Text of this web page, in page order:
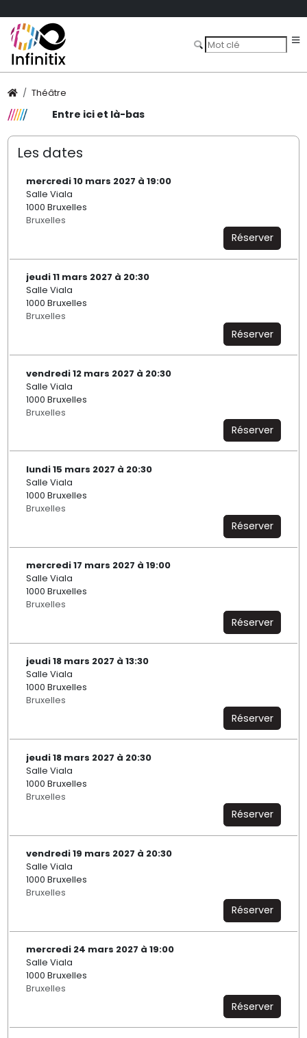
Théâtre
Entre ici et là-bas
Les dates
mercredi 10 mars 2027 à 19:00
Salle Viala
1000 Bruxelles
Bruxelles
Réserver
jeudi 11 mars 2027 à 20:30
Salle Viala
1000 Bruxelles
Bruxelles
Réserver
vendredi 12 mars 2027 à 20:30
Salle Viala
1000 Bruxelles
Bruxelles
Réserver
lundi 15 mars 2027 à 20:30
Salle Viala
1000 Bruxelles
Bruxelles
Réserver
mercredi 17 mars 2027 à 19:00
Salle Viala
1000 Bruxelles
Bruxelles
Réserver
jeudi 18 mars 2027 à 13:30
Salle Viala
1000 Bruxelles
Bruxelles
Réserver
jeudi 18 mars 2027 à 20:30
Salle Viala
1000 Bruxelles
Bruxelles
Réserver
vendredi 19 mars 2027 à 20:30
Salle Viala
1000 Bruxelles
Bruxelles
Réserver
mercredi 24 mars 2027 à 19:00
Salle Viala
1000 Bruxelles
Bruxelles
Réserver